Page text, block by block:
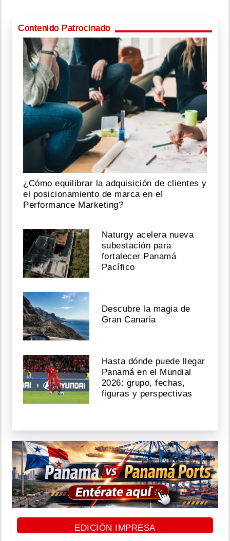
Contenido Patrocinado
¿Cómo equilibrar la adquisición de clientes y
el posicionamiento de marca en el
Performance Marketing?
Naturgy acelera nueva
subestación para
fortalecer Panamá
Pacífico
Descubre la magia de
Gran Canaria
Hasta dónde puede llegar
Panamá en el Mundial
2026: grupo, fechas,
figuras y perspectivas
EDICIÓN IMPRESA